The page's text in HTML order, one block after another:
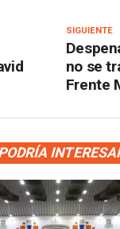
SIGUIENTE
no se
Frente